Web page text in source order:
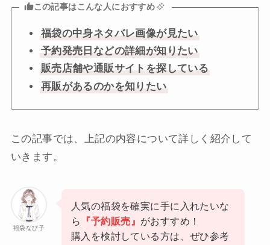
この記事はこんな人におすすめ
福袋の中身ネタバレ画像が見たい
予約発売日などの詳細が知りたい
販売店舗や通販サイトを探している
再販があるのかを知りたい
この記事では、上記の内容について詳しく紹介して
いきます。
福袋なび子
人気の福袋を確実に手に入れたいな
ら
『予約販売』 がおすすめ！
購入を検討している方は、ぜひ参考